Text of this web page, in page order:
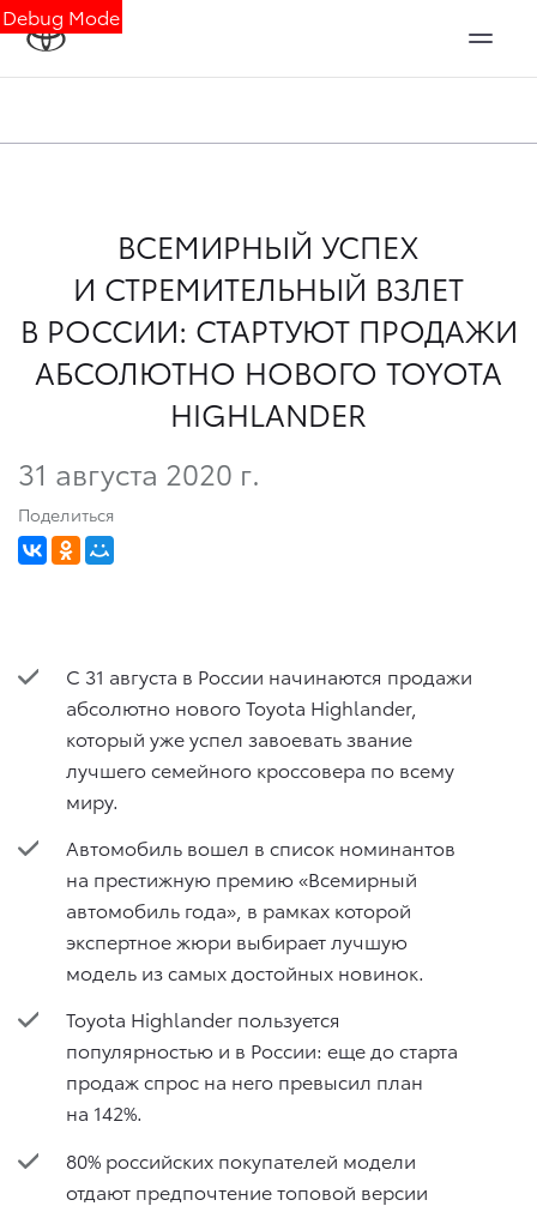
Debug Mode
ВСЕМИРНЫЙ УСПЕХ
И СТРЕМИТЕЛЬНЫЙ ВЗЛЕТ
В РОССИИ: СТАРТУЮТ ПРОДАЖИ
АБСОЛЮТНО НОВОГО TOYOTA
HIGHLANDER
31 августа 2020 г.
Поделиться
С 31 августа в России начинаются продажи
абсолютно нового Toyota Highlander,
который уже успел завоевать звание
лучшего семейного кроссовера по всему
миру.
Автомобиль вошел в список номинантов
на престижную премию «Всемирный
автомобиль года», в рамках которой
экспертное жюри выбирает лучшую
модель из самых достойных новинок.
Toyota Highlander пользуется
популярностью и в России: еще до старта
продаж спрос на него превысил план
на 142%.
80% российских покупателей модели
отдают предпочтение топовой версии